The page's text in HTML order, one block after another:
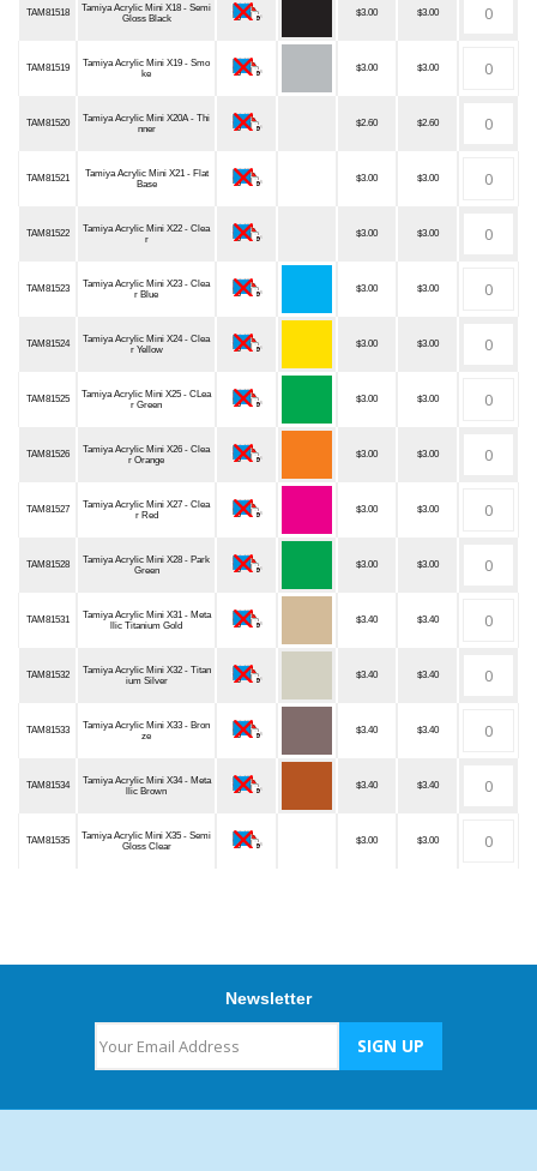
TAM81518
Tamiya Acrylic Mini X18 - Semi
Gloss Black
$3.00 $3.00
TAM81519
Tamiya Acrylic Mini X19 - Smo
ke
$3.00 $3.00
TAM81520
Tamiya Acrylic Mini X20A - Thi
nner
$2.60 $2.60
TAM81521
Tamiya Acrylic Mini X21 - Flat
Base
$3.00 $3.00
TAM81522
Tamiya Acrylic Mini X22 - Clea
r
$3.00 $3.00
TAM81523
Tamiya Acrylic Mini X23 - Clea
r Blue
$3.00 $3.00
TAM81524
Tamiya Acrylic Mini X24 - Clea
r Yellow
$3.00 $3.00
TAM81525
Tamiya Acrylic Mini X25 - CLea
r Green
$3.00 $3.00
TAM81526
Tamiya Acrylic Mini X26 - Clea
r Orange
$3.00 $3.00
TAM81527
Tamiya Acrylic Mini X27 - Clea
r Red
$3.00 $3.00
TAM81528
Tamiya Acrylic Mini X28 - Park
Green
$3.00 $3.00
TAM81531
Tamiya Acrylic Mini X31 - Meta
llic Titanium Gold
$3.40 $3.40
TAM81532
Tamiya Acrylic Mini X32 - Titan
ium Silver
$3.40 $3.40
TAM81533
Tamiya Acrylic Mini X33 - Bron
ze
$3.40 $3.40
TAM81534
Tamiya Acrylic Mini X34 - Meta
llic Brown
$3.40 $3.40
TAM81535
Tamiya Acrylic Mini X35 - Semi
Gloss Clear
$3.00 $3.00
Newsletter